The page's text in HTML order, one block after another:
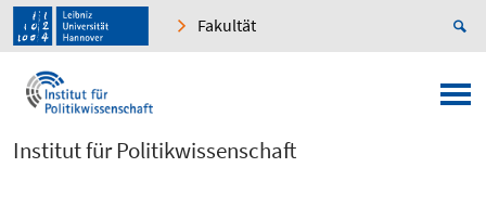
Fakultät
Institut für Politikwissenschaft